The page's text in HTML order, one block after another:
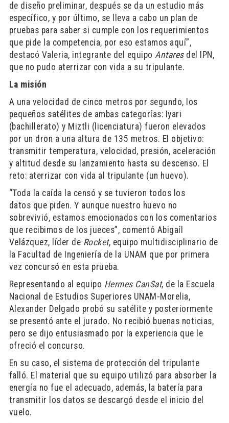
de diseño preliminar, después se da un estudio más
específico, y por último, se lleva a cabo un plan de
pruebas para saber si cumple con los requerimientos
que pide la competencia, por eso estamos aquí”,
destacó Valeria, integrante del equipoAntaresdel IPN,
que no pudo aterrizar con vida a su tripulante.
La misión
A una velocidad de cinco metros por segundo, los
pequeños satélites de ambas categorías: Iyari
(bachillerato) y Miztli (licenciatura) fueron elevados
por un dron a una altura de 135 metros. El objetivo:
transmitir temperatura, velocidad, presión, aceleración
y altitud desde su lanzamiento hasta su descenso. El
reto: aterrizar con vida al tripulante (un huevo).
“Toda la caída la censó y se tuvieron todos los
datos que piden. Y aunque nuestro huevo no
sobrevivió, estamos emocionados con los comentarios
que recibimos de los jueces”, comentó Abigaíl
Velázquez, líder de Rocket, equipo multidisciplinario de
la Facultad de Ingeniería de la UNAM que por primera
vez concursó en esta prueba.
Representando al equipo Hermes CanSat, de la Escuela
Nacional de Estudios Superiores UNAM-Morelia,
Alexander Delgado probó su satélite y posteriormente
se presentó ante el jurado. No recibió buenas noticias,
pero se dijo entusiasmado por la experiencia que le
ofreció el concurso.
En su caso, el sistema de protección del tripulante
falló. El material que su equipo utilizó para absorber la
energía no fue el adecuado, además, la batería para
transmitir los datos se descargó desde el inicio del
vuelo.